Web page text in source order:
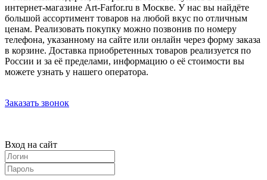
интернет-магазине Art-Farfor.ru в Москве. У нас вы найдёте
большой ассортимент товаров на любой вкус по отличным
ценам. Реализовать покупку можно позвонив по номеру
телефона, указанному на сайте или онлайн через форму заказа
в корзине. Доставка приобретенных товаров реализуется по
России и за её пределами, информацию о её стоимости вы
можете узнать у нашего оператора.
Заказать звонок
Вход на сайт